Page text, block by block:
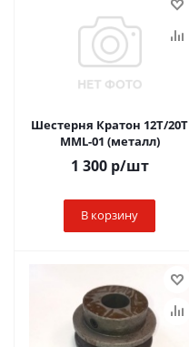
Шестерня Кратон 12Т/20Т
MML-01 (металл)
1 300р/шт
В корзину